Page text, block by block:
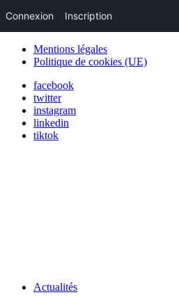
Mentions légales
Politique de cookies (UE)
facebook
twitter
instagram
linkedin
tiktok
Actualités
Connexion Inscription